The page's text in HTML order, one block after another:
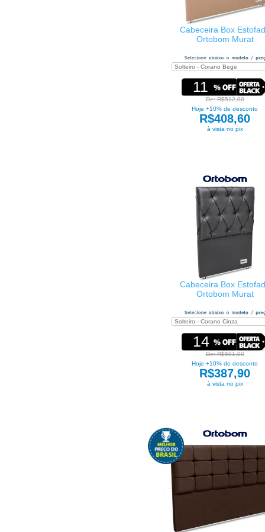
Cabeceira Box
Ortobom Murat
11
De: R$512,00
Hoje +10% de desconto
R$408,60
à vista no pix
Cabeceira Box
Ortobom Murat
14
De: R$501,00
Hoje +10% de desconto
R$387,90
à vista no pix